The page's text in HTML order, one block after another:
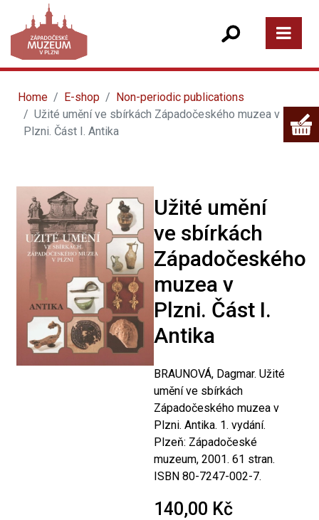
Home E-shop
Non-periodic publications
Užité umění ve sbírkách Západočeského muzea v
Plzni. Část I. Antika
Užité umění
ve sbírkách
Západočeského
muzea v
Plzni. Část I.
Antika
BRAUNOVÁ, Dagmar. Užité
umění ve sbírkách
Západočeského muzea v
Plzni. Antika. 1. vydání.
Plzeň: Západočeské
muzeum, 2001. 61 stran.
ISBN 80-7247-002-7.
140,00 Kč